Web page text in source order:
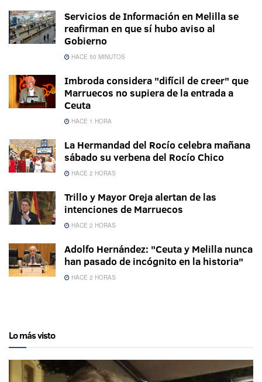
Servicios de Información en Melilla se
reafirman en que sí hubo aviso al
Gobierno
HACE 50 MINUTOS
Imbroda considera "difícil de creer" que
Marruecos no supiera de la entrada a
Ceuta
HACE 1 HORA
La Hermandad del Rocío celebra mañana
sábado su verbena del Rocío Chico
HACE 2 HORAS
Trillo y Mayor Oreja alertan de las
intenciones de Marruecos
HACE 2 HORAS
Adolfo Hernández: "Ceuta y Melilla nunca
han pasado de incógnito en la historia"
HACE 2 HORAS
Lo más visto